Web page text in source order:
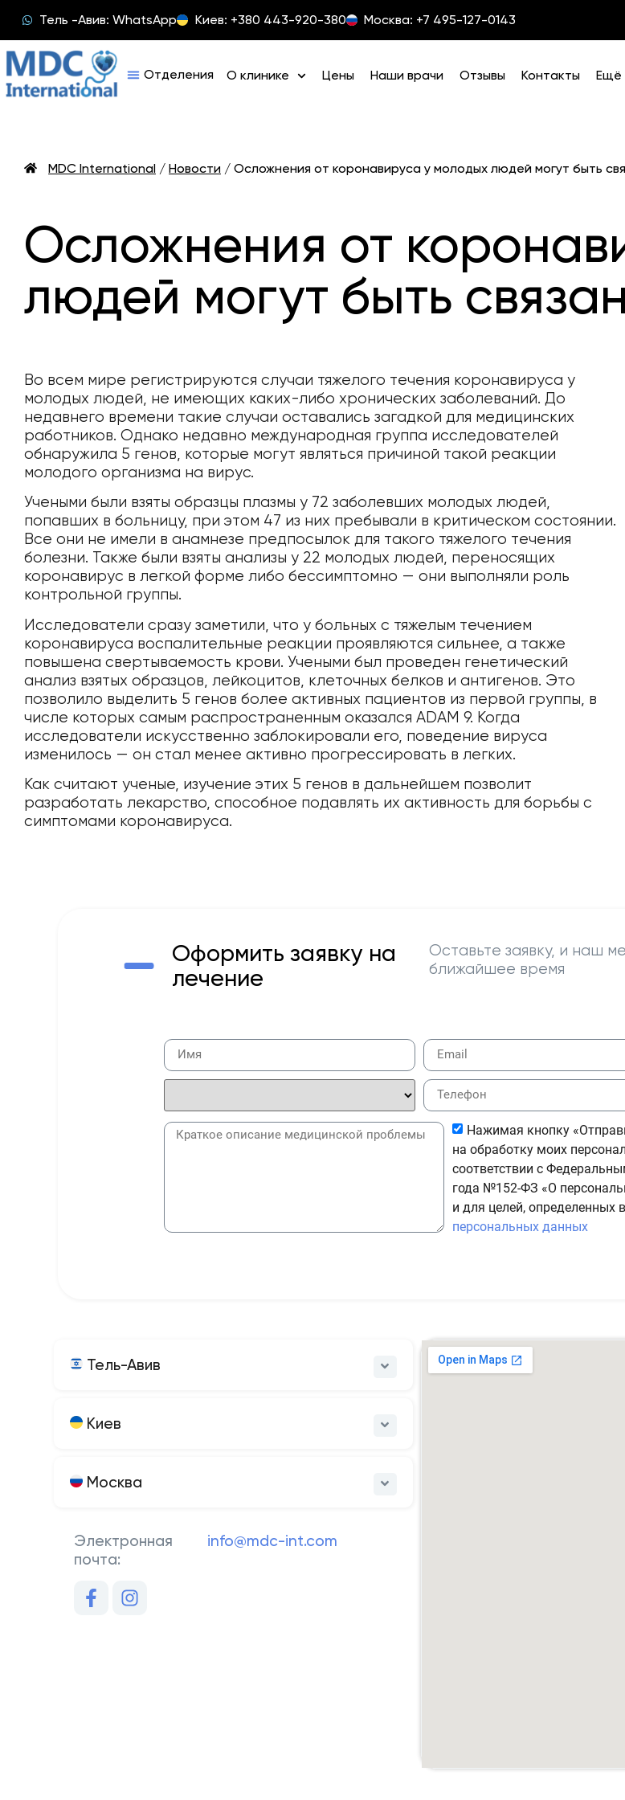
Тель -Авив: WhatsApp Киев: +380 443-920-380 Москва: +7 495-127-0143
О клинике Цены Наши врачи Отзывы Контакты Ещё
MDC International / Новости / Осложнения от коронавируса у молодых людей могут быть
Осложнения от
людей могут быть
Во всем мире регистрируются случаи тяжелого течения коронавируса у
молодых людей, не имеющих каких-либо хронических заболеваний. До
недавнего времени такие случаи оставались загадкой для медицинских
работников. Однако недавно международная группа исследователей
обнаружила 5 генов, которые могут являться причиной такой реакции
молодого организма на вирус.
Учеными были взяты образцы плазмы у 72 заболевших молодых людей,
попавших в больницу, при этом 47 из них пребывали в критическом состоянии.
Все они не имели в анамнезе предпосылок для такого тяжелого течения
болезни. Также были взяты анализы у 22 молодых людей, переносящих
коронавирус в легкой форме либо бессимптомно — они выполняли роль
контрольной группы.
Исследователи сразу заметили, что у больных с тяжелым течением
коронавируса воспалительные реакции проявляются сильнее, а также
повышена свертываемость крови. Учеными был проведен генетический
анализ взятых образцов, лейкоцитов, клеточных белков и антигенов. Это
позволило выделить 5 генов более активных пациентов из первой группы, в
числе которых самым распространенным оказался ADAM 9. Когда
исследователи искусственно заблокировали его, поведение вируса
изменилось — он стал менее активно прогрессировать в легких.
Как считают ученые, изучение этих 5 генов в дальнейшем позволит
разработать лекарство, способное подавлять их активность для борьбы с
симптомами коронавируса.
Оформить заявку на
лечение
Оставьте заявку, и наш
ближайшее время
Нажимая кнопку
на обработку моих
соответствии с
года №152-ФЗ «О
и для целей, определенных в
персональных данных
Тель-Авив
Киев
Москва
Электронная
почта:
info@mdc-int.com